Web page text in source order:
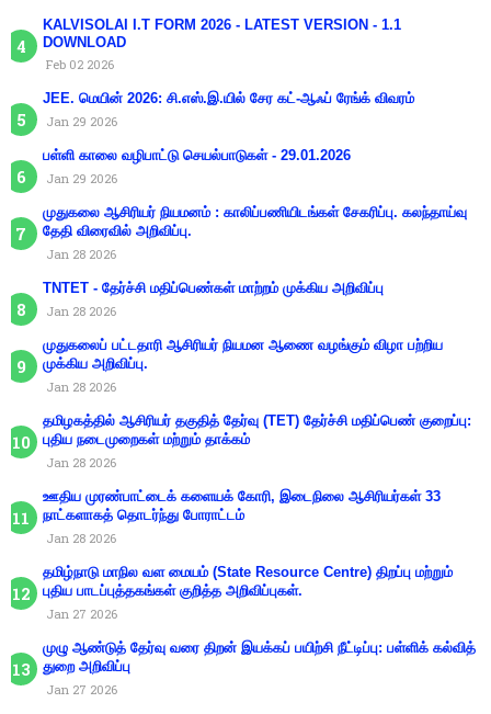
KALVISOLAI I.T FORM 2026 - LATEST VERSION - 1.1
DOWNLOAD
Feb 02 2026
JEE. மெயின் 2026: சி.எஸ்.இ.யில் சேர கட்-ஆஃப் ரேங்க் விவரம்
Jan 29 2026
பள்ளி காலை வழிபாட்டு செயல்பாடுகள் - 29.01.2026
Jan 29 2026
முதுகலை ஆசிரியர் நியமனம் : காலிப்பணியிடங்கள் சேகரிப்பு. கலந்தாய்வு
தேதி விரைவில் அறிவிப்பு.
Jan 28 2026
TNTET - தேர்ச்சி மதிப்பெண்கள் மாற்றம் முக்கிய அறிவிப்பு
Jan 28 2026
முதுகலைப் பட்டதாரி ஆசிரியர் நியமன ஆணை வழங்கும் விழா பற்றிய
முக்கிய அறிவிப்பு.
Jan 28 2026
தமிழகத்தில் ஆசிரியர் தகுதித் தேர்வு (TET) தேர்ச்சி மதிப்பெண் குறைப்பு:
புதிய நடைமுறைகள் மற்றும் தாக்கம்
Jan 28 2026
ஊதிய முரண்பாட்டைக் களையக் கோரி, இடைநிலை ஆசிரியர்கள் 33
நாட்களாகத் தொடர்ந்து போராட்டம்
Jan 28 2026
தமிழ்நாடு மாநில வள மையம் (State Resource Centre) திறப்பு மற்றும்
புதிய பாடப்புத்தகங்கள் குறித்த அறிவிப்புகள்.
Jan 27 2026
முழு ஆண்டுத் தேர்வு வரை திறன் இயக்கப் பயிற்சி நீட்டிப்பு: பள்ளிக் கல்வித்
துறை அறிவிப்பு
Jan 27 2026